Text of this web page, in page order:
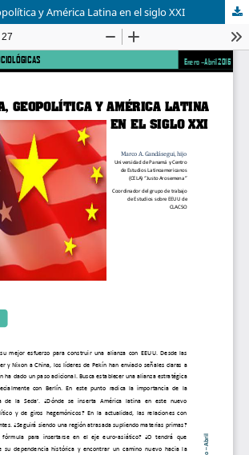
y América Latina en el siglo XXI